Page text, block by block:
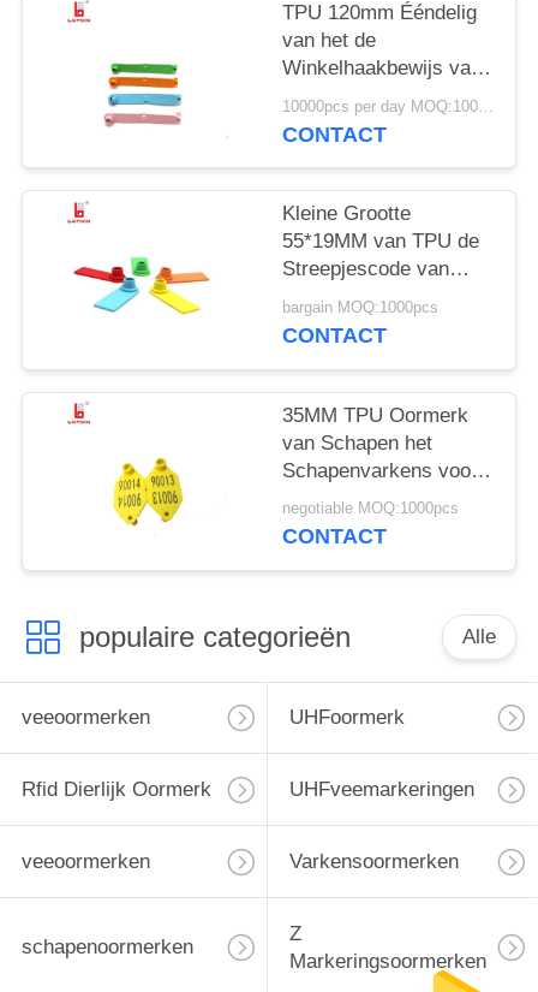
TPU 120mm Ééndelig
van het de
Winkelhaakbewijs van
Schapenoormerken de
Laseraantal/
10000pcs per day MOQ:1000pcs
CONTACT
Kleine Grootte
55*19MM van TPU de
Streepjescode van
Schapenoormerken
voor Landbouwbedrijf
bargain MOQ:1000pcs
CONTACT
35MM TPU Oormerk
van Schapen het
Schapenvarkens voor
Goederenmanagement
negotiable MOQ:1000pcs
CONTACT
populaire categorieën Alle
veeoormerken UHFoormerk
Rfid Dierlijk Oormerk UHFveemarkeringen
veeoormerken Varkensoormerken
schapenoormerken
Z
Markeringsoormerken